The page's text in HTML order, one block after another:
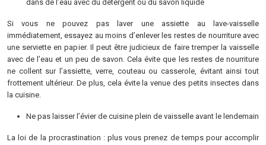
dans de l’eau avec du détergent ou du savon liquide
Si vous ne pouvez pas laver une assiette au lave-vaisselle
immédiatement, essayez au moins d’enlever les restes de nourriture avec
une serviette en papier. Il peut être judicieux de faire tremper la vaisselle
avec de l’eau et un peu de savon. Cela évite que les restes de nourriture
ne collent sur l’assiette, verre, couteau ou casserole, évitant ainsi tout
frottement ultérieur. De plus, cela évite la venue des petits insectes dans
la cuisine.
Ne pas laisser l’évier de cuisine plein de vaisselle avant le lendemain
La loi de la procrastination : plus vous prenez de temps pour accomplir